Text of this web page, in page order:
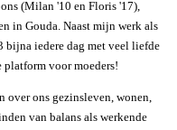
(Milan '10 en Floris '17),
in Gouda. Naast mijn werk als
iedere dag met veel liefde
voor moeders!
ons gezinsleven, wonen,
van balans als werkende